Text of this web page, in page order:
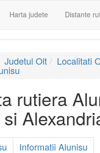
Harta judete Distante
Judetul Olt Localitati
rutiera
Informatii Alunisu